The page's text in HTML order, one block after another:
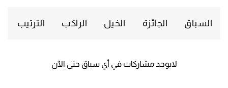
السباق الجائزة الخيل الراكب الترتيب
لايوجد مشاركات في أي سباق حتى الآن